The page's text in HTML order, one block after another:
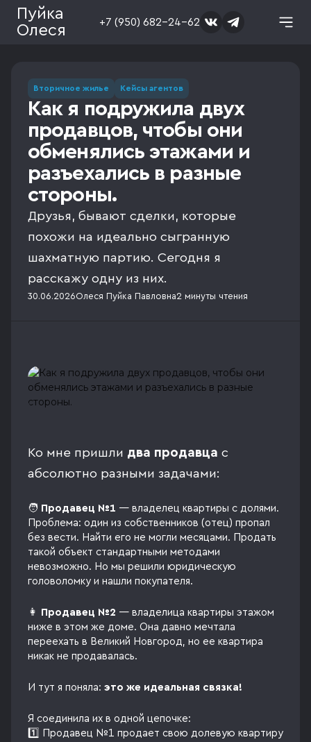
Пуйка
Олеся
+7 (950) 682-24-62
Вторичное жилье Кейсы агентов
Как я подружила двух
продавцов, чтобы они
обменялись этажами и
разъехались в разные
стороны.
Друзья, бывают сделки, которые
похожи на идеально сыгранную
шахматную партию. Сегодня я
расскажу одну из них.
30.06.2026Олеся Пуйка Павловна2 минуты чтения
Ко мне пришли два продавца с
абсолютно разными задачами:
🧑 Продавец №1 — владелец квартиры с долями.
Проблема: один из собственников (отец) пропал
без вести. Найти его не могли месяцами. Продать
такой объект стандартными методами
невозможно. Но мы решили юридическую
головоломку и нашли покупателя.
👩 Продавец №2 — владелица квартиры этажом
ниже в этом же доме. Она давно мечтала
переехать в Великий Новгород, но ее квартира
никак не продавалась.
И тут я поняла: это же идеальная связка!
Я соединила их в одной цепочке:
1️⃣ Продавец №1 продает свою долевую квартиру